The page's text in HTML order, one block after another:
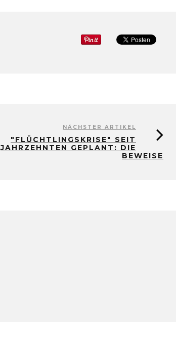
NÄCHSTER ARTIKEL
"FLÜCHTLINGSKRISE" SEIT
JAHRZEHNTEN GEPLANT: DIE
BEWEISE